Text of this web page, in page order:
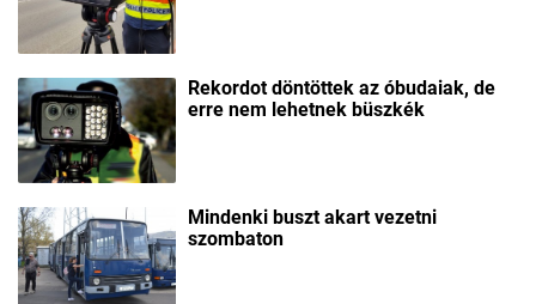
Rekordot döntöttek az óbudaiak, de
erre nem lehetnek büszkék
Mindenki buszt akart vezetni
szombaton